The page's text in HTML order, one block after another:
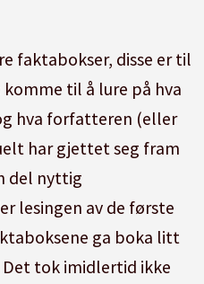
faktabokser, disse er til
til å lure på hva
hva forfatteren (eller
har gjettet seg fram
del nyttig
lesingen av de første
ga boka litt
tok imidlertid ikke